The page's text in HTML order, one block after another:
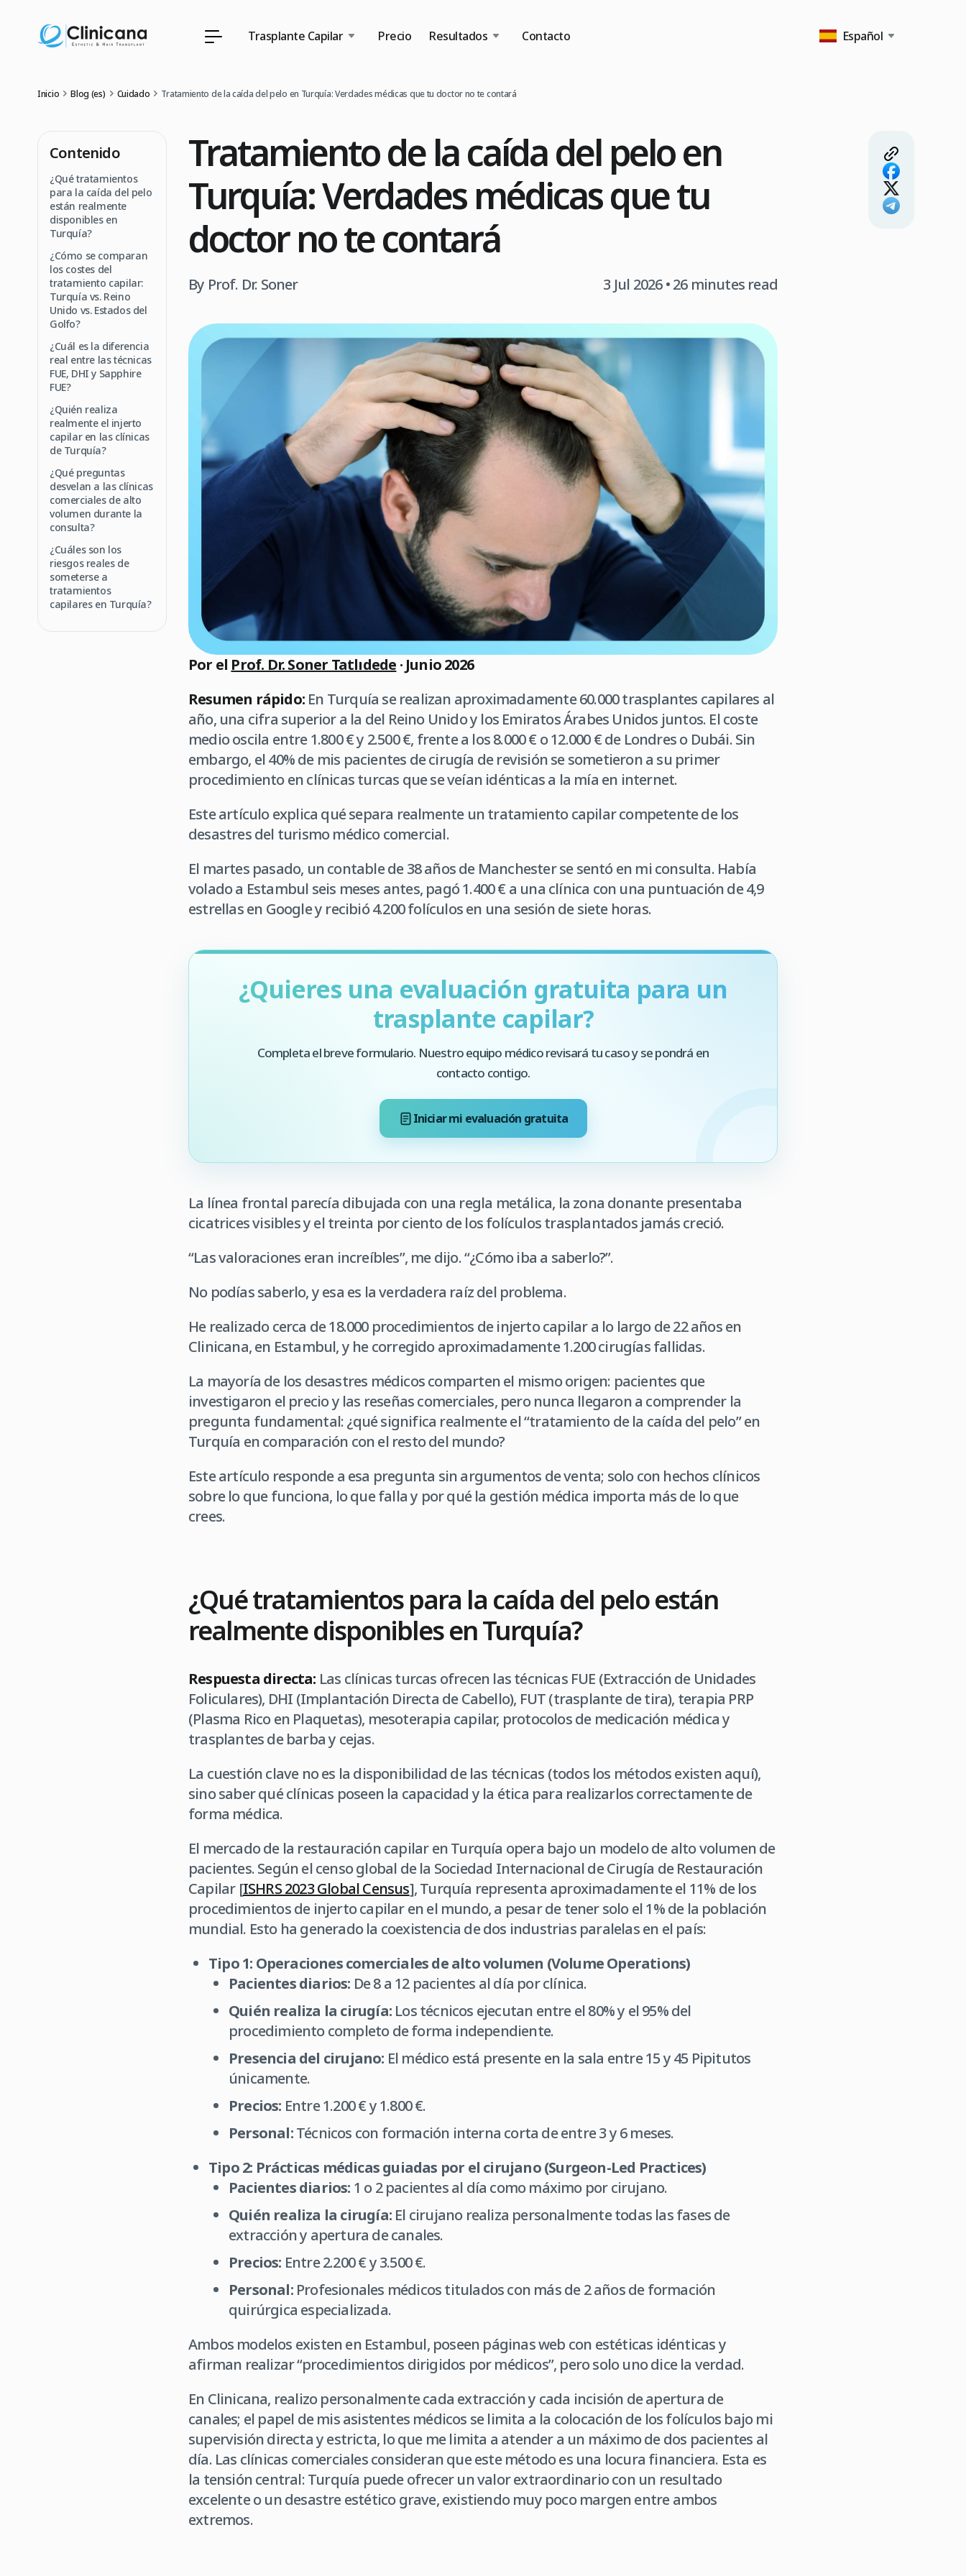
Trasplante Capilar Precio Resultados Contacto Español
Inicio Blog (es) Cuidado Tratamiento de la caída del pelo en Turquía: Verdades médicas que tu doctor no te contará
Contenido
¿Qué tratamientos
para la caída del pelo
están realmente
disponibles en
Turquía?
¿Cómo se comparan
los costes del
tratamiento capilar:
Turquía vs. Reino
Unido vs. Estados del
Golfo?
¿Cuál es la diferencia
real entre las técnicas
FUE, DHI y Sapphire
FUE?
¿Quién realiza
realmente el injerto
capilar en las clínicas
de Turquía?
¿Qué preguntas
desvelan a las clínicas
comerciales de alto
volumen durante la
consulta?
¿Cuáles son los
riesgos reales de
someterse a
tratamientos
capilares en Turquía?
Tratamiento de la caída del pelo en
Turquía: Verdades médicas que tu
doctor no te contará
By Prof. Dr. Soner 3 Jul 2026• 26 minutes read
Por el Prof. Dr. Soner Tatlıdede · Junio 2026
Resumen rápido: En Turquía se realizan aproximadamente 60.000 trasplantes capilares al
año, una cifra superior a la del Reino Unido y los Emiratos Árabes Unidos juntos. El coste
medio oscila entre 1.800 € y 2.500 €, frente a los 8.000 € o 12.000 € de Londres o Dubái. Sin
embargo, el 40% de mis pacientes de cirugía de revisión se sometieron a su primer
procedimiento en clínicas turcas que se veían idénticas a la mía en internet.
Este artículo explica qué separa realmente un tratamiento capilar competente de los
desastres del turismo médico comercial.
El martes pasado, un contable de 38 años de Manchester se sentó en mi consulta. Había
volado a Estambul seis meses antes, pagó 1.400 € a una clínica con una puntuación de 4,9
estrellas en Google y recibió 4.200 folículos en una sesión de siete horas.
¿Quieres una evaluación gratuita para un
trasplante capilar?
Completa el breve formulario. Nuestro equipo médico revisará tu caso y se pondrá en
contacto contigo.
Iniciar mi evaluación gratuita
La línea frontal parecía dibujada con una regla metálica, la zona donante presentaba
cicatrices visibles y el treinta por ciento de los folículos trasplantados jamás creció.
“Las valoraciones eran increíbles”, me dijo. “¿Cómo iba a saberlo?”.
No podías saberlo, y esa es la verdadera raíz del problema.
He realizado cerca de 18.000 procedimientos de injerto capilar a lo largo de 22 años en
Clinicana, en Estambul, y he corregido aproximadamente 1.200 cirugías fallidas.
La mayoría de los desastres médicos comparten el mismo origen: pacientes que
investigaron el precio y las reseñas comerciales, pero nunca llegaron a comprender la
pregunta fundamental: ¿qué significa realmente el “tratamiento de la caída del pelo” en
Turquía en comparación con el resto del mundo?
Este artículo responde a esa pregunta sin argumentos de venta; solo con hechos clínicos
sobre lo que funciona, lo que falla y por qué la gestión médica importa más de lo que
crees.
¿Qué tratamientos para la caída del pelo están
realmente disponibles en Turquía?
Respuesta directa: Las clínicas turcas ofrecen las técnicas FUE (Extracción de Unidades
Foliculares), DHI (Implantación Directa de Cabello), FUT (trasplante de tira), terapia PRP
(Plasma Rico en Plaquetas), mesoterapia capilar, protocolos de medicación médica y
trasplantes de barba y cejas.
La cuestión clave no es la disponibilidad de las técnicas (todos los métodos existen aquí),
sino saber qué clínicas poseen la capacidad y la ética para realizarlos correctamente de
forma médica.
El mercado de la restauración capilar en Turquía opera bajo un modelo de alto volumen de
pacientes. Según el censo global de la Sociedad Internacional de Cirugía de Restauración
Capilar [ISHRS 2023 Global Census], Turquía representa aproximadamente el 11% de los
procedimientos de injerto capilar en el mundo, a pesar de tener solo el 1% de la población
mundial. Esto ha generado la coexistencia de dos industrias paralelas en el país:
Tipo 1: Operaciones comerciales de alto volumen (Volume Operations)
Pacientes diarios: De 8 a 12 pacientes al día por clínica.
Quién realiza la cirugía: Los técnicos ejecutan entre el 80% y el 95% del
procedimiento completo de forma independiente.
Presencia del cirujano: El médico está presente en la sala entre 15 y 45 Pipitutos
únicamente.
Precios: Entre 1.200 € y 1.800 €.
Personal:Técnicos con formación interna corta de entre 3 y 6 meses.
Tipo 2: Prácticas médicas guiadas por el cirujano (Surgeon-Led Practices)
Pacientes diarios: 1 o 2 pacientes al día como máximo por cirujano.
Quién realiza la cirugía: El cirujano realiza personalmente todas las fases de
extracción y apertura de canales.
Precios: Entre 2.200 € y 3.500 €.
Personal:Profesionales médicos titulados con más de 2 años de formación
quirúrgica especializada.
Ambos modelos existen en Estambul, poseen páginas web con estéticas idénticas y
afirman realizar “procedimientos dirigidos por médicos”, pero solo uno dice la verdad.
En Clinicana, realizo personalmente cada extracción y cada incisión de apertura de
canales; el papel de mis asistentes médicos se limita a la colocación de los folículos bajo mi
supervisión directa y estricta, lo que me limita a atender a un máximo de dos pacientes al
día. Las clínicas comerciales consideran que este método es una locura financiera. Esta es
la tensión central: Turquía puede ofrecer un valor extraordinario con un resultado
excelente o un desastre estético grave, existiendo muy poco margen entre ambos
extremos.